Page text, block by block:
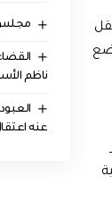
مجلس
ناظم
عنه